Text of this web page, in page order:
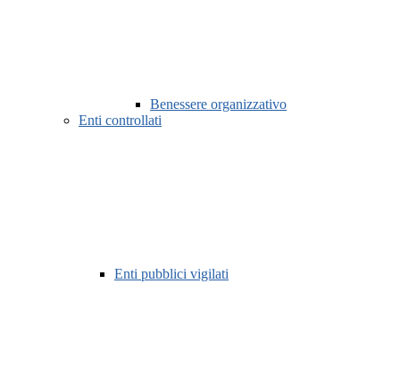
Benessere organizzativo
Enti controllati
Enti pubblici vigilati